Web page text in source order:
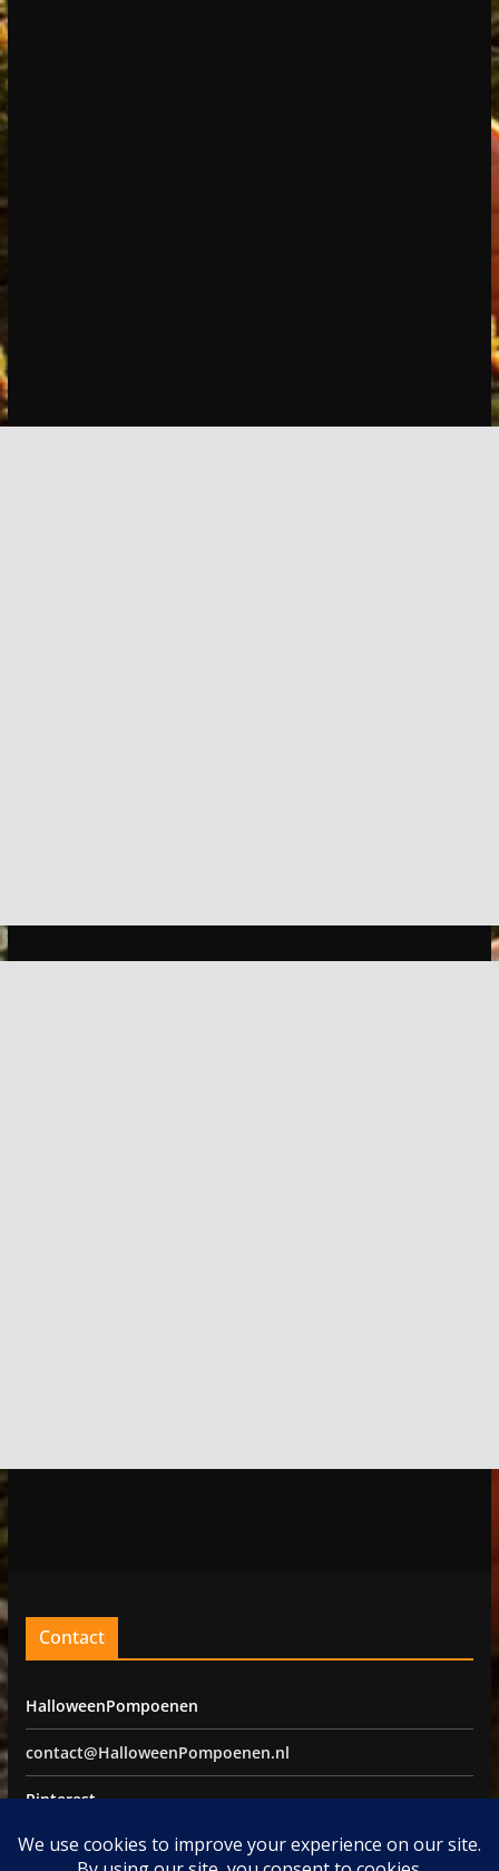
Contact
HalloweenPompoenen
contact@HalloweenPompoenen.nl
Pinterest
Facebook